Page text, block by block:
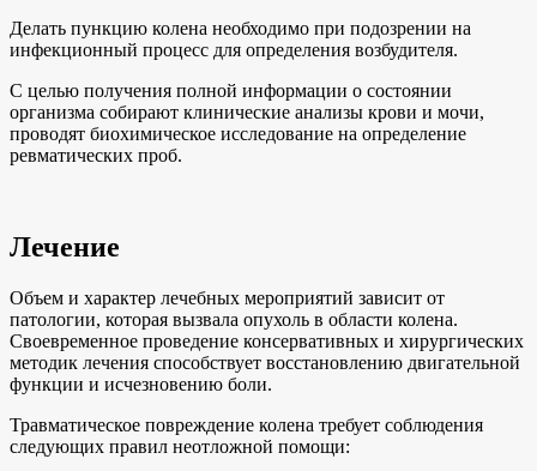
Делать пункцию колена необходимо при подозрении на
инфекционный процесс для определения возбудителя.
С целью получения полной информации о состоянии
организма собирают клинические анализы крови и мочи,
проводят биохимическое исследование на определение
ревматических проб.
Лечение
Объем и характер лечебных мероприятий зависит от
патологии, которая вызвала опухоль в области колена.
Своевременное проведение консервативных и хирургических
методик лечения способствует восстановлению двигательной
функции и исчезновению боли.
Травматическое повреждение колена требует соблюдения
следующих правил неотложной помощи: